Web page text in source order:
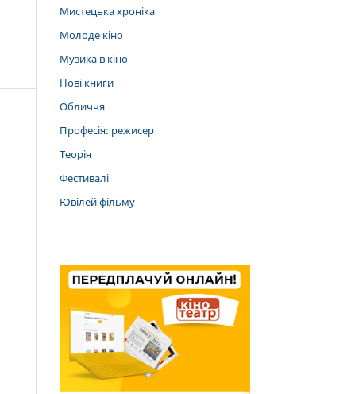
Мистецька хроніка
Молоде кіно
Музика в кіно
Нові книги
Обличчя
Професія: режисер
Теорія
Фестивалі
Ювілей фільму